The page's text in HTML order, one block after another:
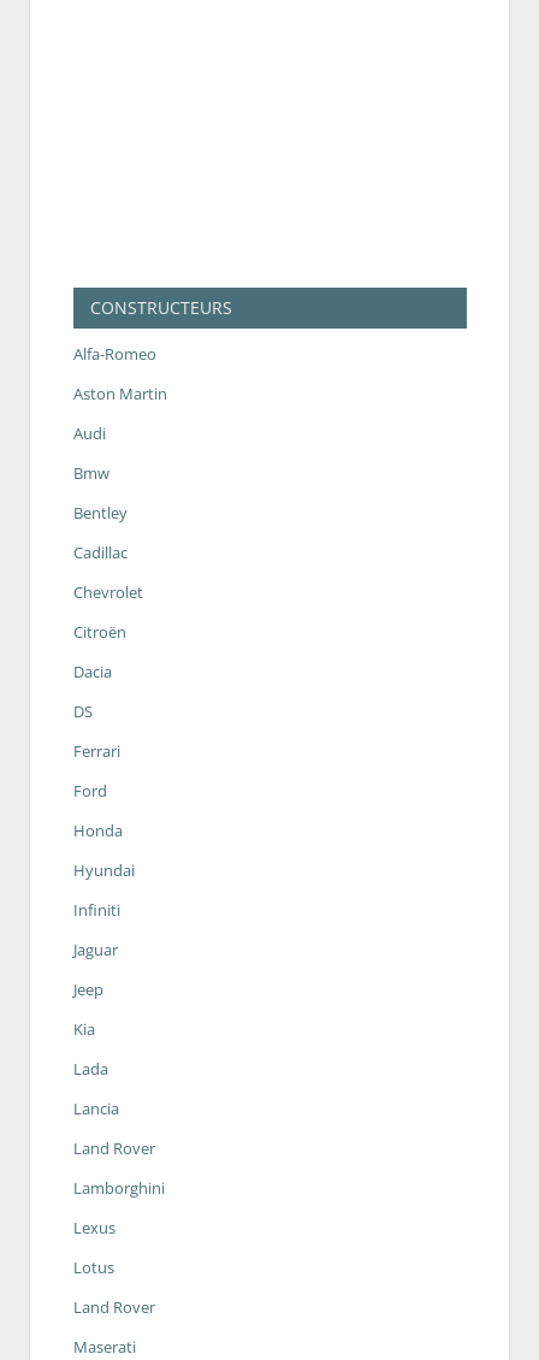
CONSTRUCTEURS
Alfa-Romeo
Aston Martin
Audi
Bmw
Bentley
Cadillac
Chevrolet
Citroën
Dacia
DS
Ferrari
Ford
Honda
Hyundai
Infiniti
Jaguar
Jeep
Kia
Lada
Lancia
Land Rover
Lamborghini
Lexus
Lotus
Land Rover
Maserati